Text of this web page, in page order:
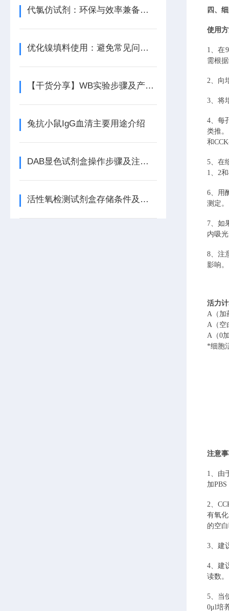
代氯仿试剂：环保与效率兼备的理想选择
优化镍填料使用：避免常见问题提升生产质量
【干货分享】WB实验步骤及产品的选择
兔抗小鼠IgG血清主要用途介绍
DAB显色试剂盒操作步骤及注意事项
活性氧检测试剂盒存储条件及质量控制要点
四、
使用
1、在
需根
2、向
3、将
4、每
类推
和
5、在
1、2
6、用
测定。
7、如
内吸
8、注
影响
活力
A（加
A（空
A（0
*细胞
注意
1、由
加
2、
有氧
的空
3、建
4、建
读数。
5、当
0μl培